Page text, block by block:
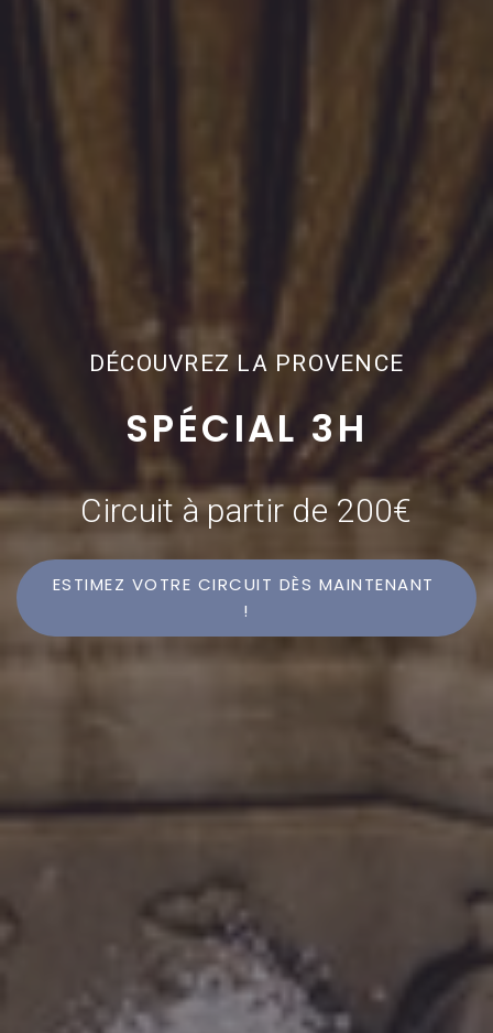
DÉCOUVREZ LA PROVENCE
SPÉCIAL 3H
Circuit à partir de 200€
ESTIMEZ VOTRE CIRCUIT DÈS MAINTENANT
!